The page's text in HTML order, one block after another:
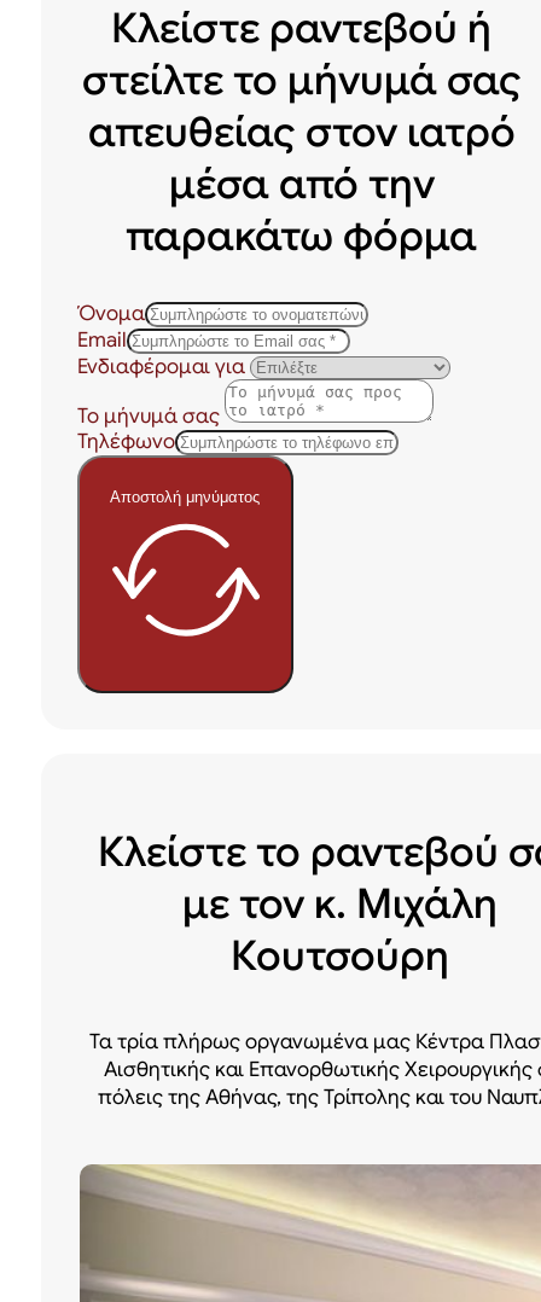
Κλείστε ραντεβού ή
στείλτε το μήνυμά σας
απευθείας στον ιατρό
μέσα από την
παρακάτω φόρμα
Όνομα
Email
Ενδιαφέρομαι για
Το μήνυμά σας
Τηλέφωνο
Αποστολή μηνύματος
Κλείστε το ραντεβού
με τον κ. Μιχάλη
Κουτσούρη
Τα τρία πλήρως οργανωμένα μας Κέντρα
Αισθητικής και Επανορθωτικής Χειρουργικής
πόλεις της Αθήνας, της Τρίπολης και του